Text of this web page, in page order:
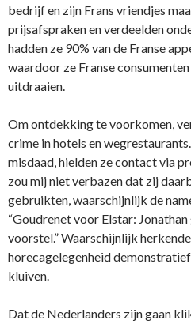
bedrijf en zijn Frans vriendjes
prijsafspraken en verdeelden
hadden ze 90% van de Franse
waardoor ze Franse
uitdraaien.
Om ontdekking te voorkomen,
crime in hotels en
misdaad, hielden ze contact via
zou mij niet verbazen dat zij
gebruikten, waarschijnlijk de
“Goudrenet voor Elstar:
voorstel.” Waarschijnlijk
horecagelegenheid
kluiven.
Dat de Nederlanders zijn gaan